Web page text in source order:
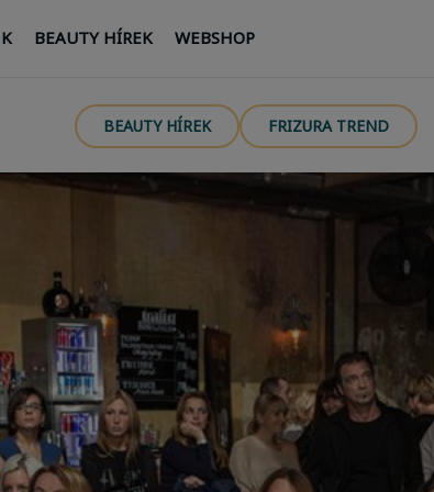
BEAUTY HÍREK WEBSHOP
BEAUTY HÍREK FRIZURA TREND